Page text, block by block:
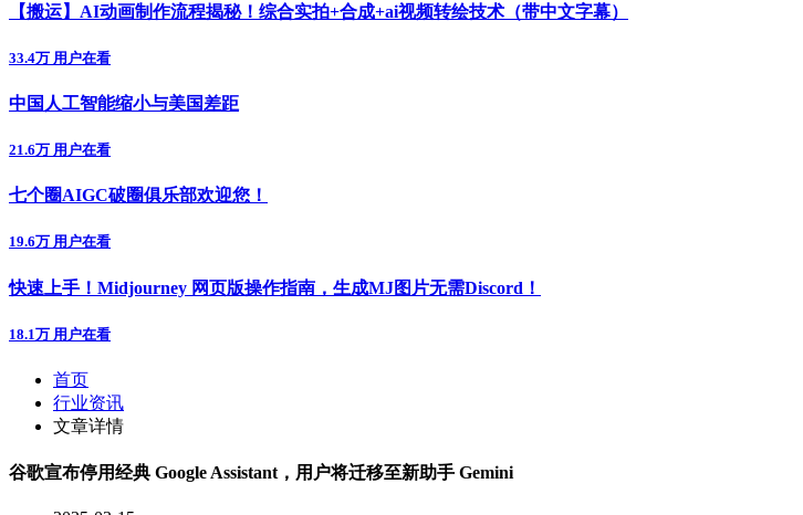
【搬运】AI动画制作流程揭秘！综合实拍+合成+ai视频转绘技术（带中文字幕）
33.4万 用户在看
中国人工智能缩小与美国差距
21.6万 用户在看
七个圈AIGC破圈俱乐部欢迎您！
19.6万 用户在看
快速上手！Midjourney 网页版操作指南，生成MJ图片无需Discord！
18.1万 用户在看
首页
行业资讯
文章详情
谷歌宣布停用经典 Google Assistant，用户将迁移至新助手 Gemini